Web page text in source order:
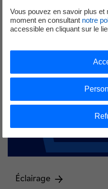
Éclairage
Vous pouvez en savoir plus et
moment en consultant notre
accessible en cliquant sur le